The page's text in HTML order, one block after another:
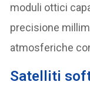
moduli ottici
precisione
atmosferiche
Satelliti